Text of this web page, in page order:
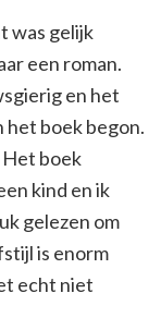
was gelijk
een roman.
en het
het boek begon.
boek
kind en ik
gelezen om
is enorm
echt niet